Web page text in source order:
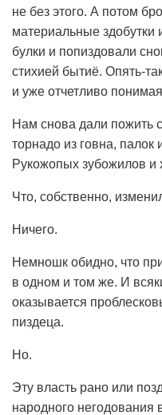
не без этого. А потом
материальные
булки и попиздовали
стихией бытиё. Опять-
и уже отчетливо
Нам снова дали пожить
торнадо из говна, палок
Рукожопых зубожилов
Что, собственно,
Ничего.
Немношк обидно, что
в одном и том же. И
оказывается
пиздеца.
Но.
Эту власть рано или
народного негодования